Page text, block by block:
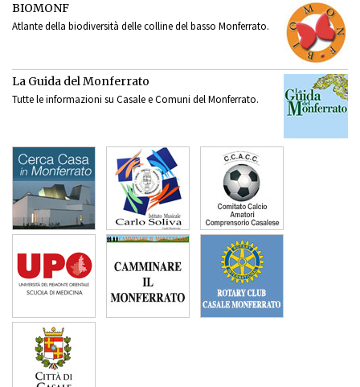
BIOMONF
Atlante della biodiversità delle colline del basso Monferrato.
La Guida del Monferrato
Tutte le informazioni su Casale e Comuni del Monferrato.